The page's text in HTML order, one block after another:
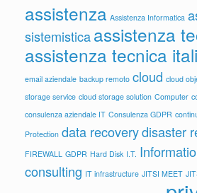
assistenza Assistenza Informatica
sistemisticaassistenza
assistenza tecnica
email aziendale backup remoto cloud cloud
storage service cloud storage solution Computer
consulenza aziendale IT Consulenza GDPR
Protection data recoverydisaster
FIREWALL GDPR Hard Disk I.T.
consulting IT infrastructure JITSI MEET